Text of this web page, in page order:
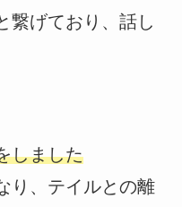
繋げており、話し
しました
り、テイルとの離